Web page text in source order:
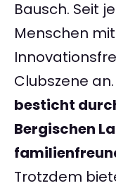
Bausch. Seit
Menschen
Clubszene an.
besticht
Bergischen
Trotzdem